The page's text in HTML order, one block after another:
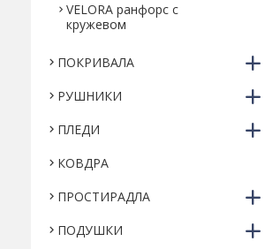
VELORA ранфорс с
кружевом
ПОКРИВАЛА
РУШНИКИ
ПЛЕДИ
КОВДРА
ПРОСТИРАДЛА
ПОДУШКИ